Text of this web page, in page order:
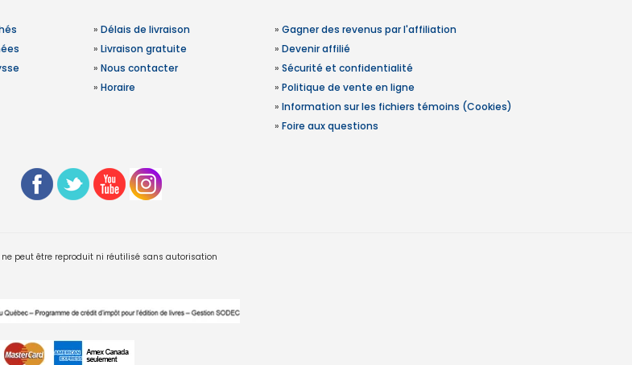
» Délais de livraison
» Livraison gratuite
» Nous contacter
» Horaire
» Gagner des revenus par l'affiliation
» Devenir affilié
» Sécurité et confidentialité
» Politique de vente en ligne
» Information sur les fichiers témoins (Cookies)
» Foire aux questions
peut être reproduit ni réutilisé sans autorisation